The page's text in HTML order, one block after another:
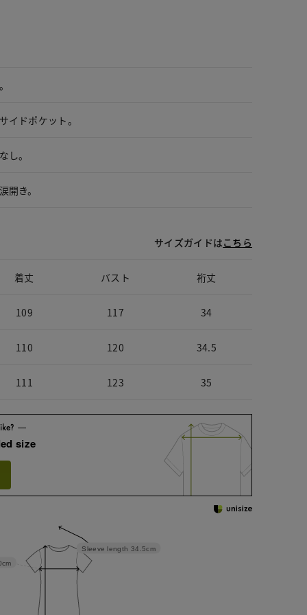
イドポケット。
し。
開き。
サイズガイドはこちら
着丈 バスト 裄丈
109 117 34
110 120 34.5
111 123 35
size
Sleeve length 34.5cm